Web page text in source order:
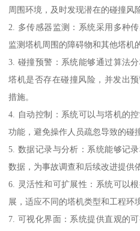
周围环境，及时发现潜在的碰撞风
2. 多传感器监测：系统采用多种
监测塔机周围的障碍物和其他塔机
3. 碰撞预警：系统能够通过算法
塔机是否存在碰撞风险，并发出
措施。
4. 自动控制：系统可以与塔机的
功能，避免操作人员疏忽导致的碰
5. 数据记录与分析：系统能够记
数据，为事故调查和后续改进提供
6. 灵活性和可扩展性：系统可以
展，适应不同的塔机类型和工程环
7. 可视化界面：系统提供直观的